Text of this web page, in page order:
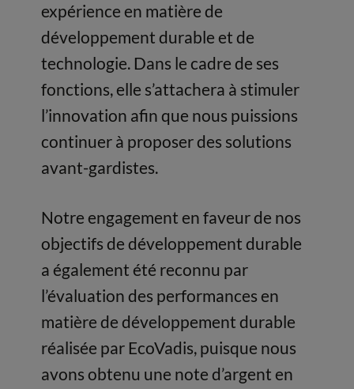
expérience en matière de
développement durable et de
technologie. Dans le cadre de ses
fonctions, elle s’attachera à stimuler
l’innovation afin que nous puissions
continuer à proposer des solutions
avant-gardistes.
Notre engagement en faveur de nos
objectifs de développement durable
a également été reconnu par
l’évaluation des performances en
matière de développement durable
réalisée par EcoVadis, puisque nous
avons obtenu une note d’argent en